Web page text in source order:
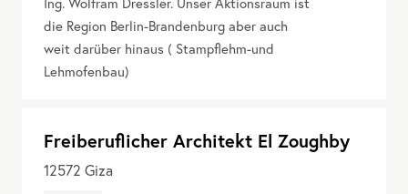
die Region Berlin-Brandenburg aber auch
weit darüber hinaus ( Stampflehm-und
Lehmofenbau)
Freiberuflicher Architekt El Zoughby
12572 Giza